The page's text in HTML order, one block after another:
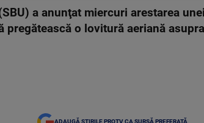
a anunţat miercuri arestarea
pregătească o lovitură aeriană
ADAUGĂ ȘTIRILE PROTV CA SURSĂ PREFERATĂ